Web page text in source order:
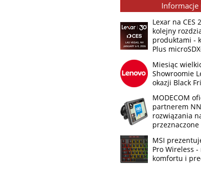
Informacje
Lexar na CES
kolejny
produktami -
Plus
Miesiąc
Showroomie
okazji Black
MODECOM
partnerem
rozwiązania
MSI
Pro Wireless
komfortu i